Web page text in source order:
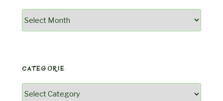
Archivio
CATEGORIE
Categorie